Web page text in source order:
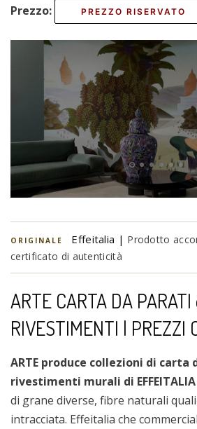
Prezzo:
PREZZO RISERVATO
ORIGINALE Effeitalia | Prodotto
certificato di autenticità
ARTE CARTA DA PARATI
RIVESTIMENTI | PREZZI
ARTE produce collezioni di
rivestimenti murali di EFFEITALIA
di grane diverse, fibre naturali
intracciata. Effeitalia che